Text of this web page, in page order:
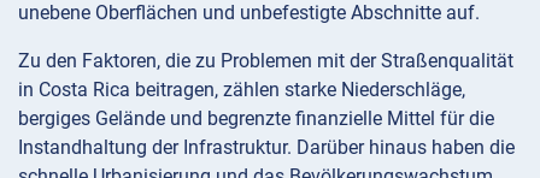
unebene Oberflächen und unbefestigte Abschnitte auf.
Zu den Faktoren, die zu Problemen mit der Straßenqualität
in Costa Rica beitragen, zählen starke Niederschläge,
bergiges Gelände und begrenzte finanzielle Mittel für die
Instandhaltung der Infrastruktur. Darüber hinaus haben die